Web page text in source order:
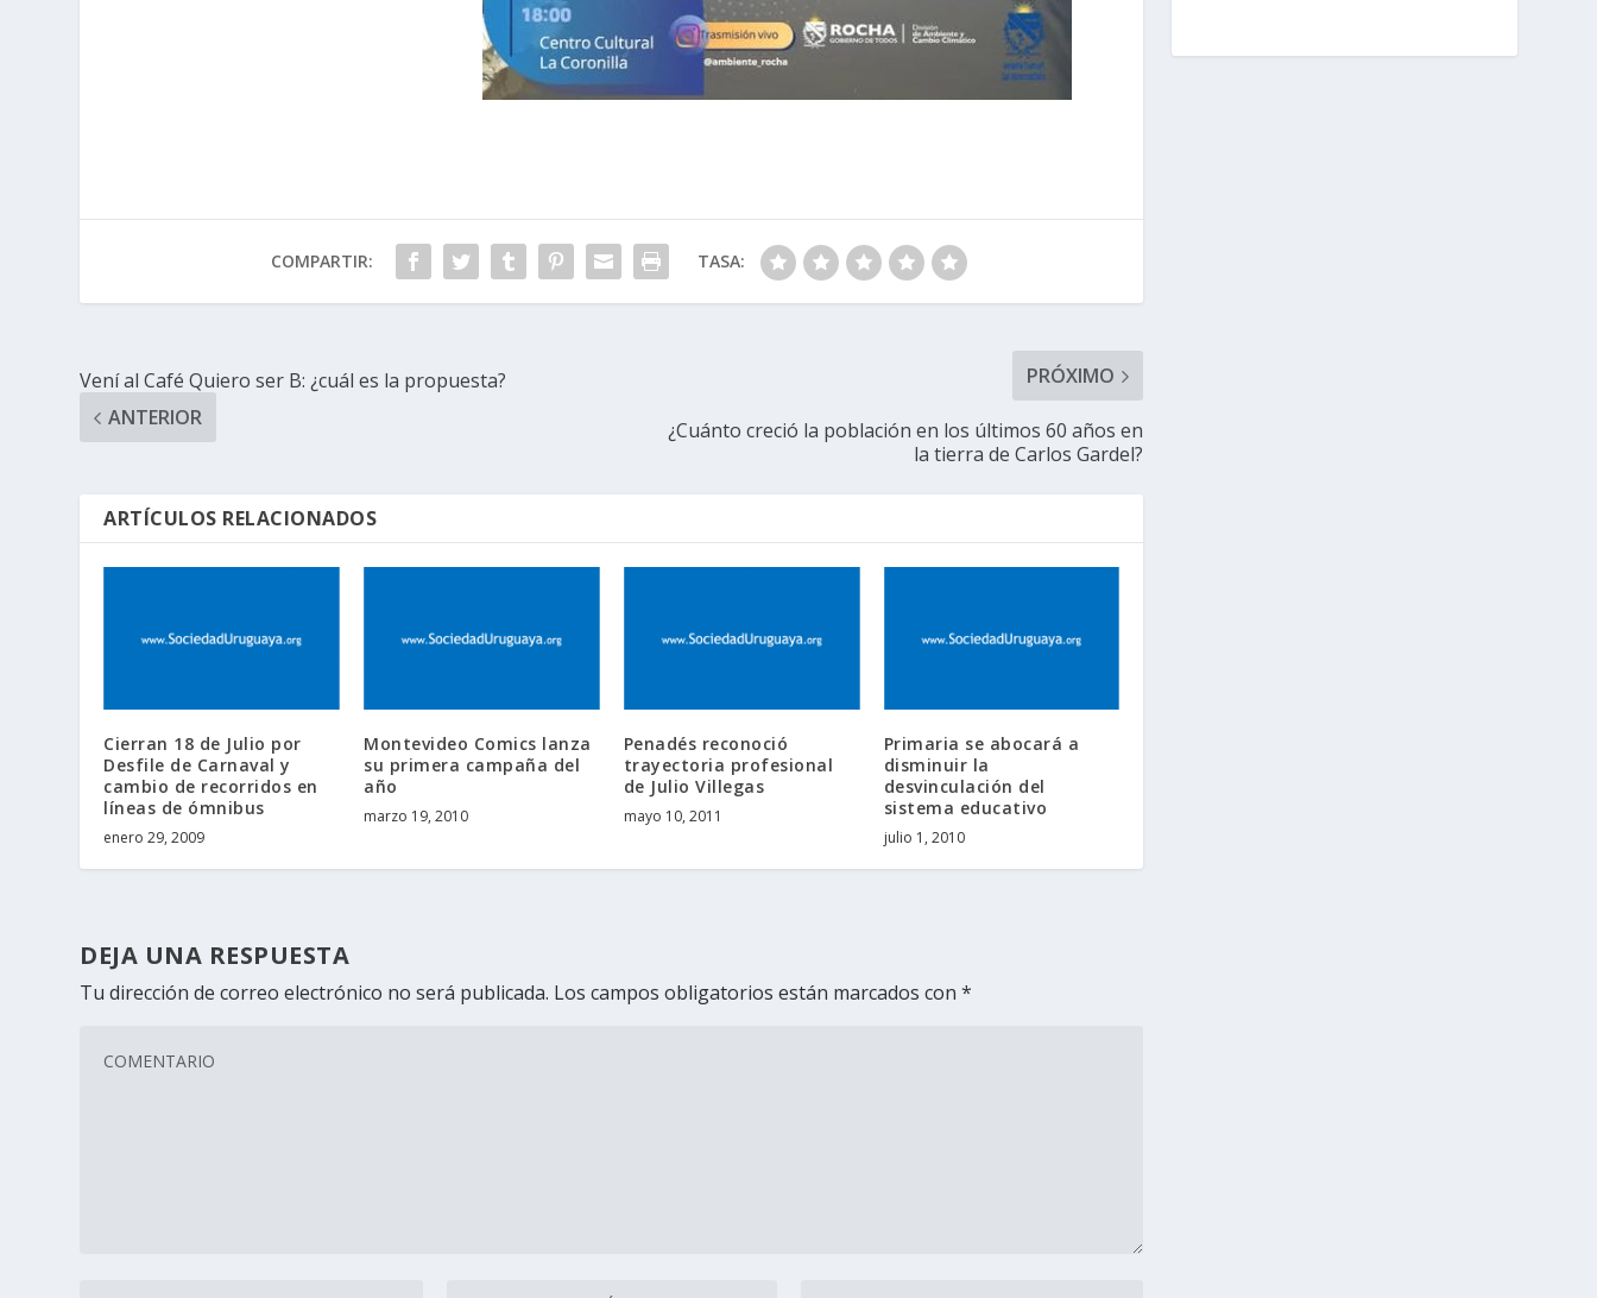
COMPARTIR: TASA:
Vení al Café Quiero ser B: ¿cuál es la propuesta?
ANTERIOR
PRÓXIMO
¿Cuánto creció la población en los últimos 60 años en
la tierra de Carlos Gardel?
ARTÍCULOS RELACIONADOS
Cierran 18 de Julio por
Desfile de Carnaval y
cambio de recorridos en
líneas de ómnibus
enero 29, 2009
Montevideo Comics lanza
su primera campaña del
año
marzo 19, 2010
Penadés reconoció
trayectoria profesional
de Julio Villegas
mayo 10, 2011
Primaria se abocará a
disminuir la
desvinculación del
sistema educativo
julio 1, 2010
DEJA UNA RESPUESTA
Tu dirección de correo electrónico no será publicada. Los campos obligatorios están marcados con*